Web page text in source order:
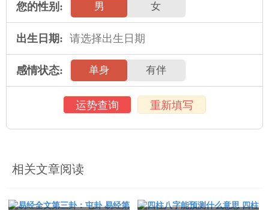
2025年运势
属鼠人2025年全年运势详解 属牛人2025年全年运势详解
属虎人2025年全年运势详解 属兔人2025年全年运势详解
属龙人2025年全年运势详解 属蛇人2025年全年运势详解
属马人2025年全年运势详解 属羊人2025年全年运势详解
属狗人2025年全年运势详解
您的性别: 男 女
出生日期:
感情状态: 单身 有伴
运势查询 重新填写
相关文章阅读